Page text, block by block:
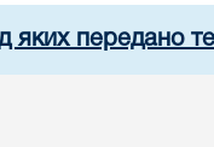
яких передано